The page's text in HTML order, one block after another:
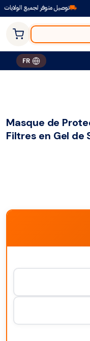
توصيل متوفر لجميع الولايات
FR
Masque de
Filtres en Gel de